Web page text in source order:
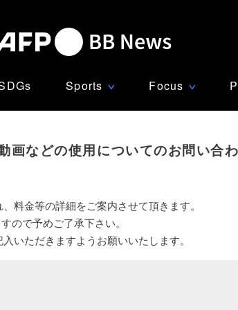
Sports ∨ Focus ∨
画などの使用についてのお問い合
料金等の詳細をご案内させて頂きます。
ので予めご了承下さい。
いただきますようお願いいたします。